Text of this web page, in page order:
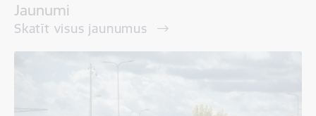
Jaunumi
Skatīt visus jaunumus